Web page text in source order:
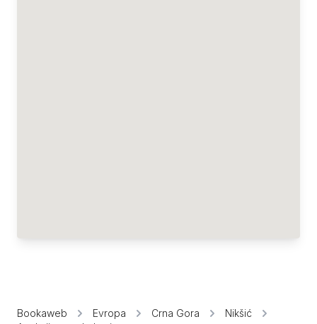
Bookaweb Evropa Crna Gora
Nikšić